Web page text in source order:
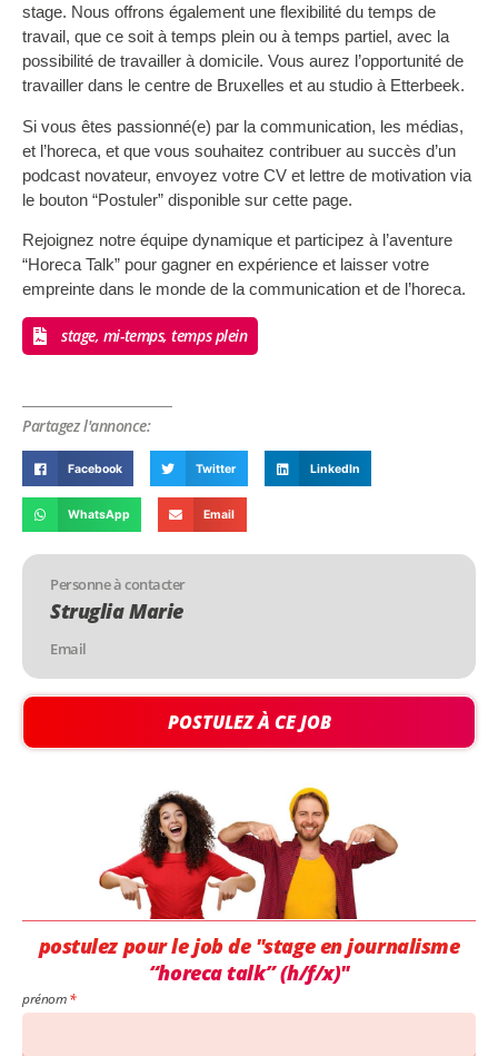
stage. Nous offrons également une flexibilité du temps de
travail, que ce soit à temps plein ou à temps partiel, avec la
possibilité de travailler à domicile. Vous aurez l’opportunité de
travailler dans le centre de Bruxelles et au studio à Etterbeek.
Si vous êtes passionné(e) par la communication, les médias,
et l’horeca, et que vous souhaitez contribuer au succès d’un
podcast novateur, envoyez votre CV et lettre de motivation via
le bouton “Postuler” disponible sur cette page.
Rejoignez notre équipe dynamique et participez à l’aventure
“Horeca Talk” pour gagner en expérience et laisser votre
empreinte dans le monde de la communication et de l’horeca.
stage, mi-temps, temps plein
Partagez l'annonce:
Facebook Twitter LinkedIn
WhatsApp Email
Personne à contacter
Struglia Marie
Email
POSTULEZ À CE JOB
postulez pour le job de "stage en journalisme
“horeca talk” (h/f/x)"
prénom